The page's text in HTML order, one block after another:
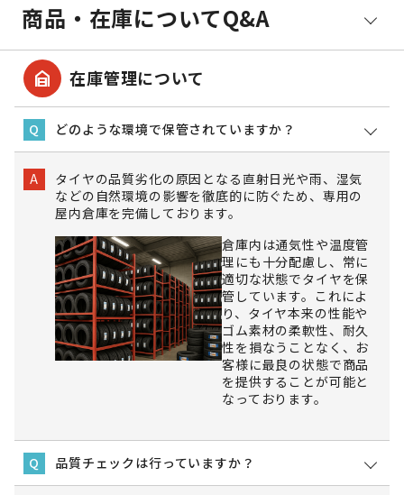
商品・在庫についてQ&A
garage_home 在庫管理について
Q どのような環境で保管されていますか？
A
タイヤの品質劣化の原因となる直射日光や雨、湿気
などの自然環境の影響を徹底的に防ぐため、専用の
屋内倉庫を完備しております。
倉庫内は通気性や温度管
理にも十分配慮し、常に
適切な状態でタイヤを保
管しています。これによ
り、タイヤ本来の性能や
ゴム素材の柔軟性、耐久
性を損なうことなく、お
客様に最良の状態で商品
を提供することが可能と
なっております。
Q 品質チェックは行っていますか？